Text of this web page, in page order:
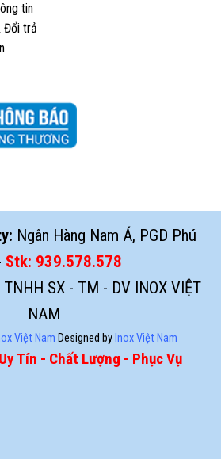
tin
Đổi trả
Ngân Hàng Nam Á, PGD Phú
Stk: 939.578.578
TNHH SX - TM - DV INOX VIỆT
NAM
Việt Nam Designed by Inox Việt Nam
Uy Tín - Chất Lượng - Phục Vụ